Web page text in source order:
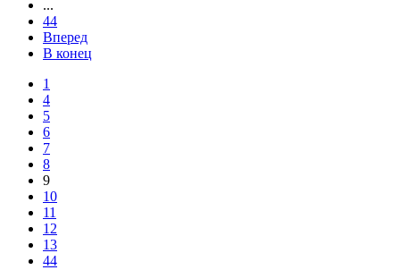
...
44
Вперед
В конец
1
4
5
6
7
8
9
10
11
12
13
44